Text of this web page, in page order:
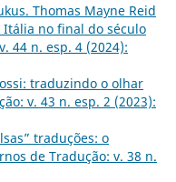
Thomas Mayne Reid
no final do século
44 n. esp. 4 (2024):
traduzindo o olhar
v. 43 n. esp. 2 (2023):
traduções: o
de Tradução: v. 38 n.